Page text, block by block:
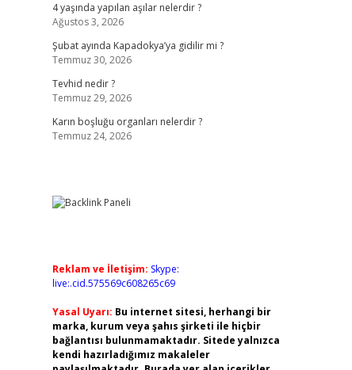
4 yaşında yapılan aşılar nelerdir ?
Ağustos 3, 2026
Şubat ayında Kapadokya’ya gidilir mi ?
Temmuz 30, 2026
Tevhid nedir ?
Temmuz 29, 2026
Karın boşluğu organları nelerdir ?
Temmuz 24, 2026
Reklam ve İletişim: Skype:
live:.cid.575569c608265c69
Yasal Uyarı: Bu internet sitesi, herhangi bir
marka, kurum veya şahıs şirketi ile hiçbir
bağlantısı bulunmamaktadır. Sitede yalnızca
kendi hazırladığımız makaleler